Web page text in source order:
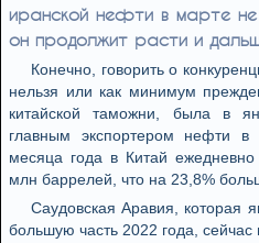
иранской нефти в марте
он продолжит расти и
Конечно, говорить о
нельзя или как минимум
китайской таможни, была в
главным экспортером нефти
месяца года в Китай
млн баррелей, что на 23,8%
Саудовская Аравия, которая
большую часть 2022 года, сейчас